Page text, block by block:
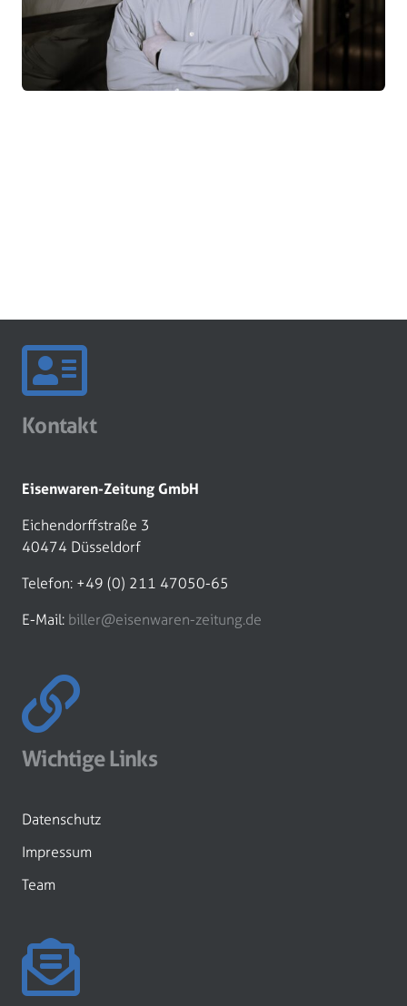
Kontakt
Eisenwaren-Zeitung GmbH
Eichendorffstraße 3
40474 Düsseldorf
Telefon: +49 (0) 211 47050-65
E-Mail: biller@eisenwaren-zeitung.de
Wichtige Links
Datenschutz
Impressum
Team